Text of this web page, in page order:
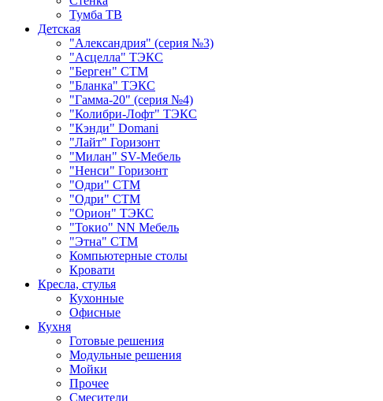
Тумба ТВ
Детская
"Александрия" (серия №3)
"Асцелла" ТЭКС
"Берген" СТМ
"Бланка" ТЭКС
"Гамма-20" (серия №4)
"Колибри-Лофт" ТЭКС
"Кэнди" Domani
"Лайт" Горизонт
"Милан" SV-Мебель
"Ненси" Горизонт
"Одри" СТМ
"Одри" СТМ
"Орион" ТЭКС
"Токио" NN Мебель
"Этна" СТМ
Компьютерные столы
Кровати
Кресла, стулья
Кухонные
Офисные
Кухня
Готовые решения
Модульные решения
Мойки
Прочее
Смесители